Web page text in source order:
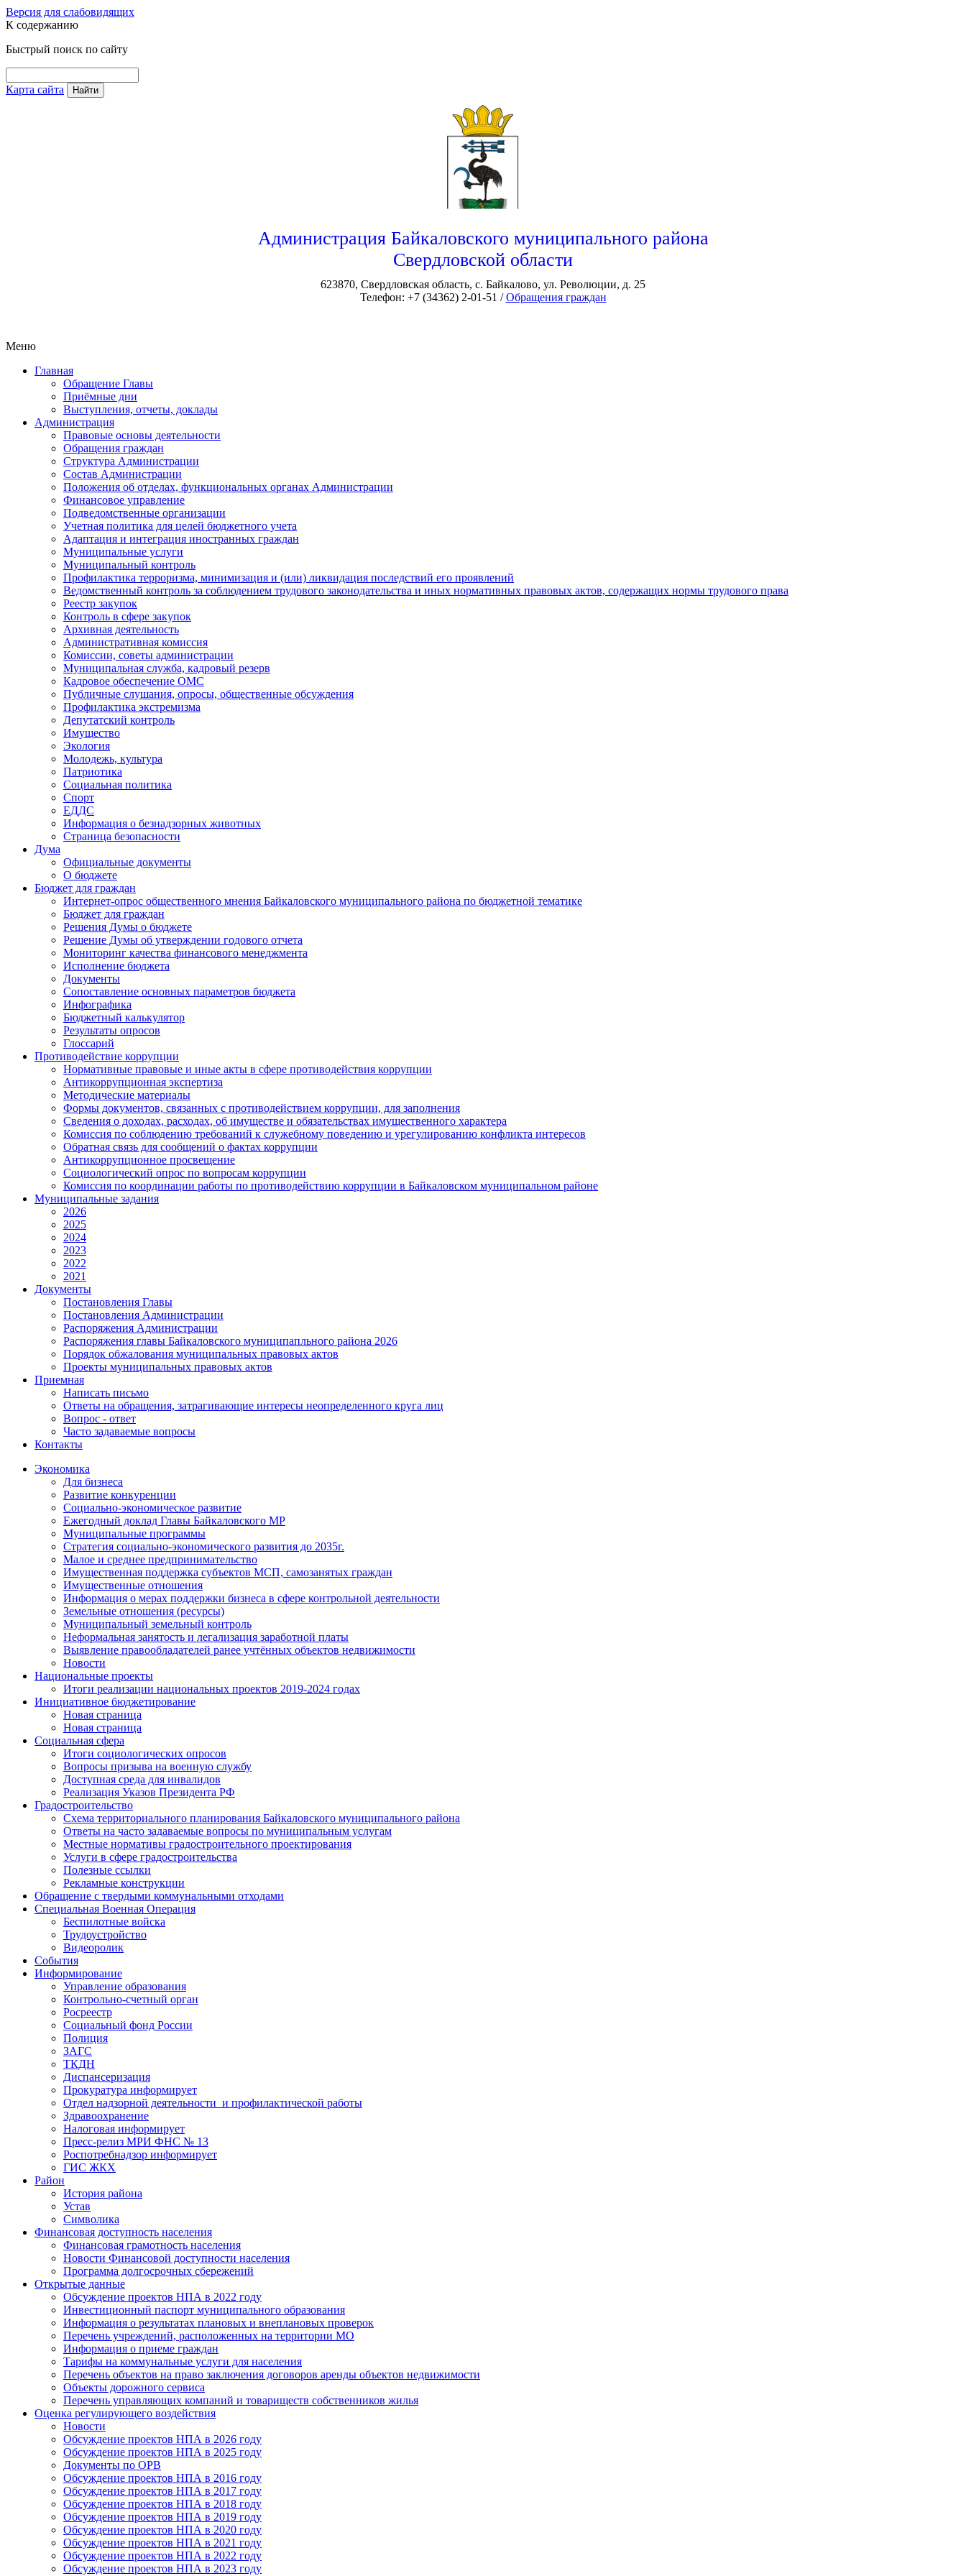
Версия для слабовидящих
К содержанию
Быстрый поиск по сайту
Карта сайта Найти
Администрация Байкаловского муниципального района
Свердловской области
623870, Свердловская область, с. Байкалово, ул. Революции, д. 25
Телефон: +7 (34362) 2-01-51 /Обращения граждан
Меню
Главная
Обращение Главы
Приёмные дни
Выступления, отчеты, доклады
Администрация
Правовые основы деятельности
Обращения граждан
Структура Администрации
Состав Администрации
Положения об отделах, функциональных органах Администрации
Финансовое управление
Подведомственные организации
Учетная политика для целей бюджетного учета
Адаптация и интеграция иностранных граждан
Муниципальные услуги
Муниципальный контроль
Профилактика терроризма, минимизация и (или) ликвидация последствий его проявлений
Ведомственный контроль за соблюдением трудового законодательства и иных нормативных правовых актов, содержащих нормы трудового права
Реестр закупок
Контроль в сфере закупок
Архивная деятельность
Административная комиссия
Комиссии, советы администрации
Муниципальная служба, кадровый резерв
Кадровое обеспечение ОМС
Публичные слушания, опросы, общественные обсуждения
Профилактика экстремизма
Депутатский контроль
Имущество
Экология
Молодежь, культура
Патриотика
Социальная политика
Спорт
ЕДДС
Информация о безнадзорных животных
Страница безопасности
Дума
Официальные документы
О бюджете
Бюджет для граждан
Интернет-опрос общественного мнения Байкаловского муниципального района по бюджетной тематике
Бюджет для граждан
Решения Думы о бюджете
Решение Думы об утверждении годового отчета
Мониторинг качества финансового менеджмента
Исполнение бюджета
Документы
Сопоставление основных параметров бюджета
Инфографика
Бюджетный калькулятор
Результаты опросов
Глоссарий
Противодействие коррупции
Нормативные правовые и иные акты в сфере противодействия коррупции
Антикоррупционная экспертиза
Методические материалы
Формы документов, связанных с противодействием коррупции, для заполнения
Сведения о доходах, расходах, об имуществе и обязательствах имущественного характера
Комиссия по соблюдению требований к служебному поведению и урегулированию конфликта интересов
Обратная связь для сообщений о фактах коррупции
Антикоррупционное просвещение
Социологический опрос по вопросам коррупции
Комиссия по координации работы по противодействию коррупции в Байкаловском муниципальном районе
Муниципальные задания
2026
2025
2024
2023
2022
2021
Документы
Постановления Главы
Постановления Администрации
Распоряжения Администрации
Распоряжения главы Байкаловского муниципапльного района 2026
Порядок обжалования муниципальных правовых актов
Проекты муниципальных правовых актов
Приемная
Написать письмо
Ответы на обращения, затрагивающие интересы неопределенного круга лиц
Вопрос - ответ
Часто задаваемые вопросы
Контакты
Экономика
Для бизнеса
Развитие конкуренции
Социально-экономическое развитие
Ежегодный доклад Главы Байкаловского МР
Муниципальные программы
Стратегия социально-экономического развития до 2035г.
Малое и среднее предпринимательство
Имущественная поддержка субъектов МСП, самозанятых граждан
Имущественные отношения
Информация о мерах поддержки бизнеса в сфере контрольной деятельности
Земельные отношения (ресурсы)
Муниципальный земельный контроль
Неформальная занятость и легализация заработной платы
Выявление правообладателей ранее учтённых объектов недвижимости
Новости
Национальные проекты
Итоги реализации национальных проектов 2019-2024 годах
Инициативное бюджетирование
Новая страница
Новая страница
Социальная сфера
Итоги социологических опросов
Вопросы призыва на военную службу
Доступная среда для инвалидов
Реализация Указов Президента РФ
Градостроительство
Схема территориального планирования Байкаловского муниципального района
Ответы на часто задаваемые вопросы по муниципальным услугам
Местные нормативы градостроительного проектирования
Услуги в сфере градостроительства
Полезные ссылки
Рекламные конструкции
Обращение с твердыми коммунальными отходами
Специальная Военная Операция
Беспилотные войска
Трудоустройство
Видеоролик
События
Информирование
Управление образования
Контрольно-счетный орган
Росреестр
Социальный фонд России
Полиция
ЗАГС
ТКДН
Диспансеризация
Прокуратура информирует
Отдел надзорной деятельности и профилактической работы
Здравоохранение
Налоговая информирует
Пресс-релиз МРИ ФНС № 13
Роспотребнадзор информирует
ГИС ЖКХ
Район
История района
Устав
Символика
Финансовая доступность населения
Финансовая грамотность населения
Новости Финансовой доступности населения
Программа долгосрочных сбережений
Открытые данные
Обсуждение проектов НПА в 2022 году
Инвестиционный паспорт муниципального образования
Информация о результатах плановых и внеплановых проверок
Перечень учреждений, расположенных на территории МО
Информация о приеме граждан
Тарифы на коммунальные услуги для населения
Перечень объектов на право заключения договоров аренды объектов недвижимости
Объекты дорожного сервиса
Перечень управляющих компаний и товариществ собственников жилья
Оценка регулирующего воздействия
Новости
Обсуждение проектов НПА в 2026 году
Обсуждение проектов НПА в 2025 году
Документы по ОРВ
Обсуждение проектов НПА в 2016 году
Обсуждение проектов НПА в 2017 году
Обсуждение проектов НПА в 2018 году
Обсуждение проектов НПА в 2019 году
Обсуждение проектов НПА в 2020 году
Обсуждение проектов НПА в 2021 году
Обсуждение проектов НПА в 2022 году
Обсуждение проектов НПА в 2023 году